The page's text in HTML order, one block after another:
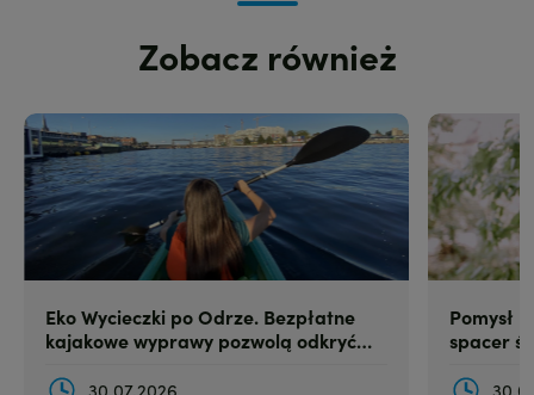
Zobacz również
Zdjęcie
Eko Wycieczki po Odrze. Bezpłatne
kajakowe wyprawy pozwolą odkryć
30.07.2026
Zdjęcie
Pomysł
spacer